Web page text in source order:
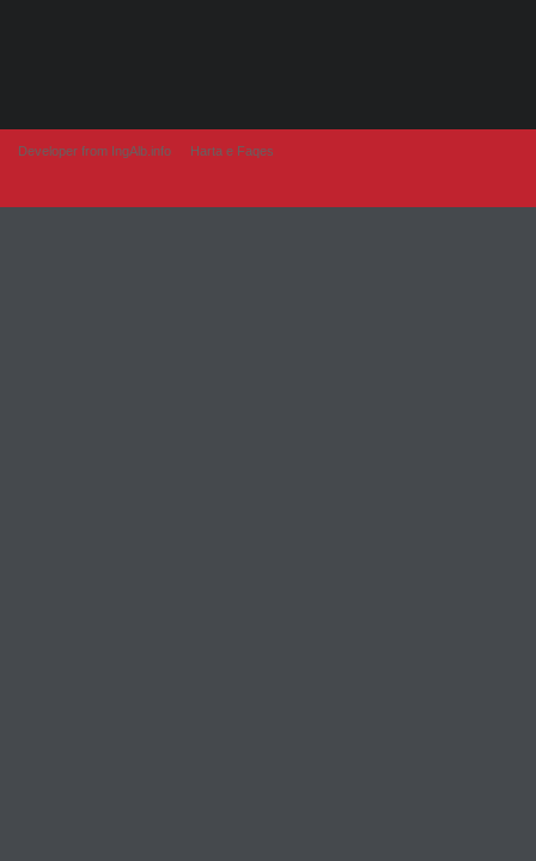
Developer from IngAlb.info Harta e Faqes